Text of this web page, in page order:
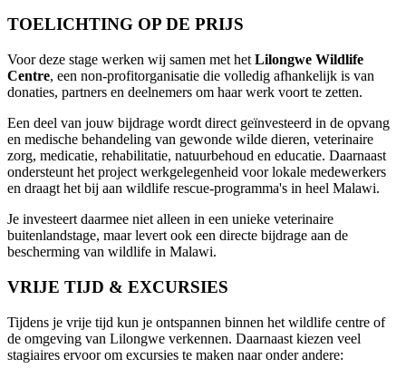
TOELICHTING OP DE PRIJS
Voor deze stage werken wij samen met het Lilongwe Wildlife
Centre, een non-profitorganisatie die volledig afhankelijk is van
donaties, partners en deelnemers om haar werk voort te zetten.
Een deel van jouw bijdrage wordt direct geïnvesteerd in de opvang
en medische behandeling van gewonde wilde dieren, veterinaire
zorg, medicatie, rehabilitatie, natuurbehoud en educatie. Daarnaast
ondersteunt het project werkgelegenheid voor lokale medewerkers
en draagt het bij aan wildlife rescue-programma's in heel Malawi.
Je investeert daarmee niet alleen in een unieke veterinaire
buitenlandstage, maar levert ook een directe bijdrage aan de
bescherming van wildlife in Malawi.
VRIJE TIJD & EXCURSIES
Tijdens je vrije tijd kun je ontspannen binnen het wildlife centre of
de omgeving van Lilongwe verkennen. Daarnaast kiezen veel
stagiaires ervoor om excursies te maken naar onder andere: